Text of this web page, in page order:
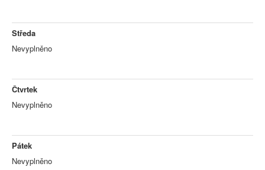
Středa
Nevyplněno
Čtvrtek
Nevyplněno
Pátek
Nevyplněno